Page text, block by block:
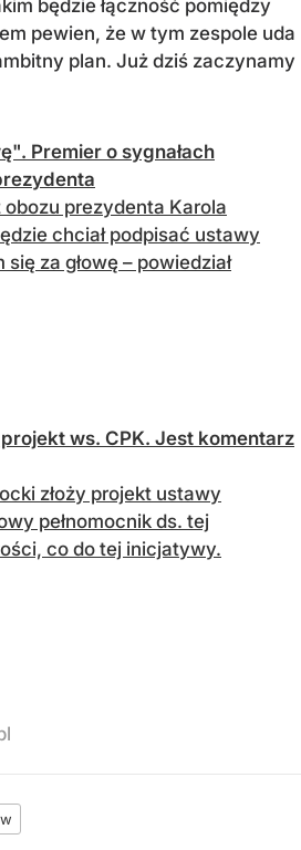
będzie łączność pomiędzy
pewien, że w tym zespole uda
plan. Już dziś zaczynamy
Premier o sygnałach
obozu prezydenta Karola
chciał podpisać ustawy
się za głowę – powiedział
ws. CPK. Jest komentarz
złoży projekt ustawy
pełnomocnik ds. tej
co do tej inicjatywy.